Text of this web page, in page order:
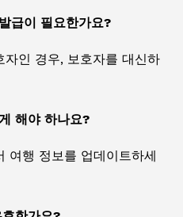
급이 필요한가요?
인 경우, 보호자를 대신하
해야 하나요?
여행 정보를 업데이트하세